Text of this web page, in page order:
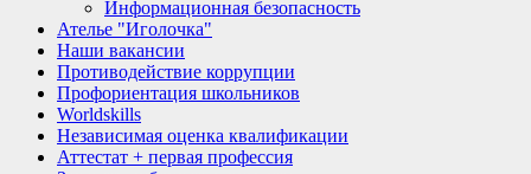
Информационная безопасность
Ателье "Иголочка"
Наши вакансии
Противодействие коррупции
Профориентация школьников
Worldskills
Независимая оценка квалификации
Аттестат + первая профессия